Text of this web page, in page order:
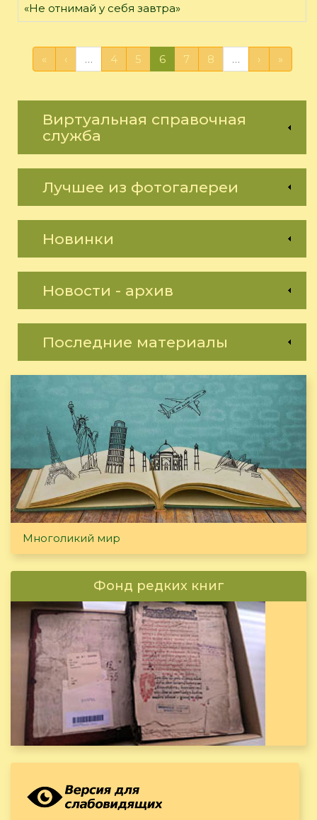
«Не отнимай у себя завтра»
« ‹ … 4 5 6 7 8 … › »
Виртуальная справочная
служба
Лучшее из фотогалереи
Новинки
Новости - архив
Последние материалы
Многоликий мир
Фонд редких книг